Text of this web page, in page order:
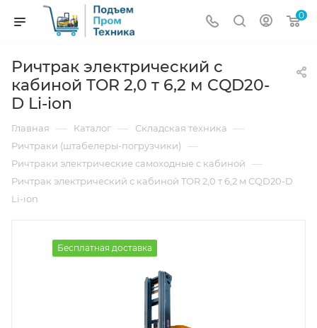
0
Ричтрак электрический с
кабиной TOR 2,0 т 6,2 м CQD20-
D Li-ion
Главная — Каталог — Складская техника —
Ричтраки (штабелеры-погрузчики) —
Ричтраки электрические самоходные с кабиной —
Ричтрак электрический с кабиной TOR 2,0 т 6,2 м CQD20-D
Li-ion
Бесплатная доставка